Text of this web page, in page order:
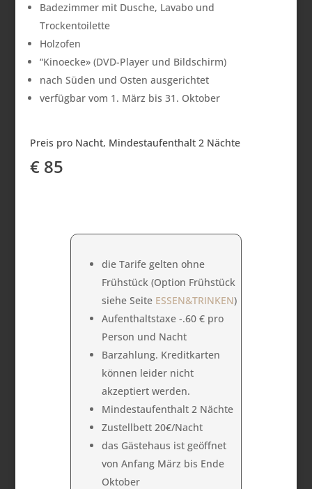
Badezimmer mit Dusche, Lavabo und
Trockentoilette
Holzofen
“Kinoecke» (DVD-Player und Bildschirm)
nach Süden und Osten ausgerichtet
verfügbar vom 1. März bis 31. Oktober
Preis pro Nacht, Mindestaufenthalt 2 Nächte
€ 85
die Tarife gelten ohne
Frühstück (Option Frühstück
siehe Seite ESSEN&TRINKEN)
Aufenthaltstaxe -.60 € pro
Person und Nacht
Barzahlung. Kreditkarten
können leider nicht
akzeptiert werden.
Mindestaufenthalt 2 Nächte
Zustellbett 20€/Nacht
das Gästehaus ist geöffnet
von Anfang März bis Ende
Oktober